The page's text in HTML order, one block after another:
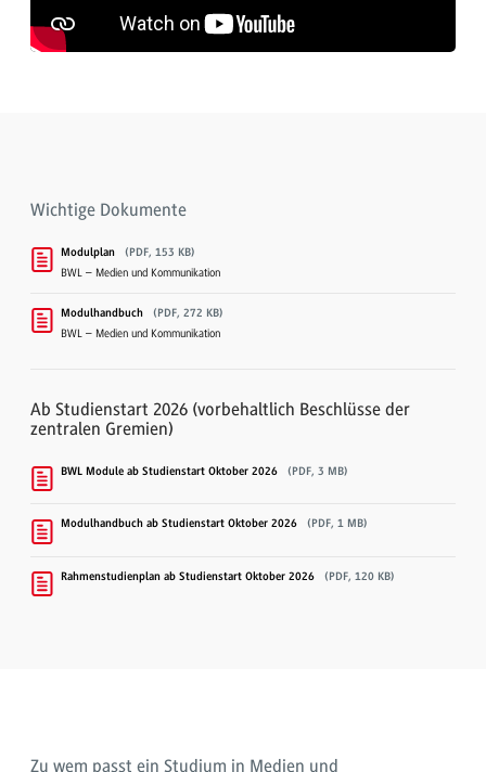
Wichtige Dokumente
Modulplan (PDF, 153 KB)
BWL – Medien und Kommunikation
Modulhandbuch (PDF, 272 KB)
BWL – Medien und Kommunikation
Ab Studienstart 2026 (vorbehaltlich Beschlüsse der
zentralen Gremien)
BWL Module ab Studienstart Oktober 2026 (PDF, 3 MB)
Modulhandbuch ab Studienstart Oktober 2026 (PDF, 1 MB)
Rahmenstudienplan ab Studienstart Oktober 2026 (PDF, 120 KB)
Zu wem passt ein Studium in Medien und